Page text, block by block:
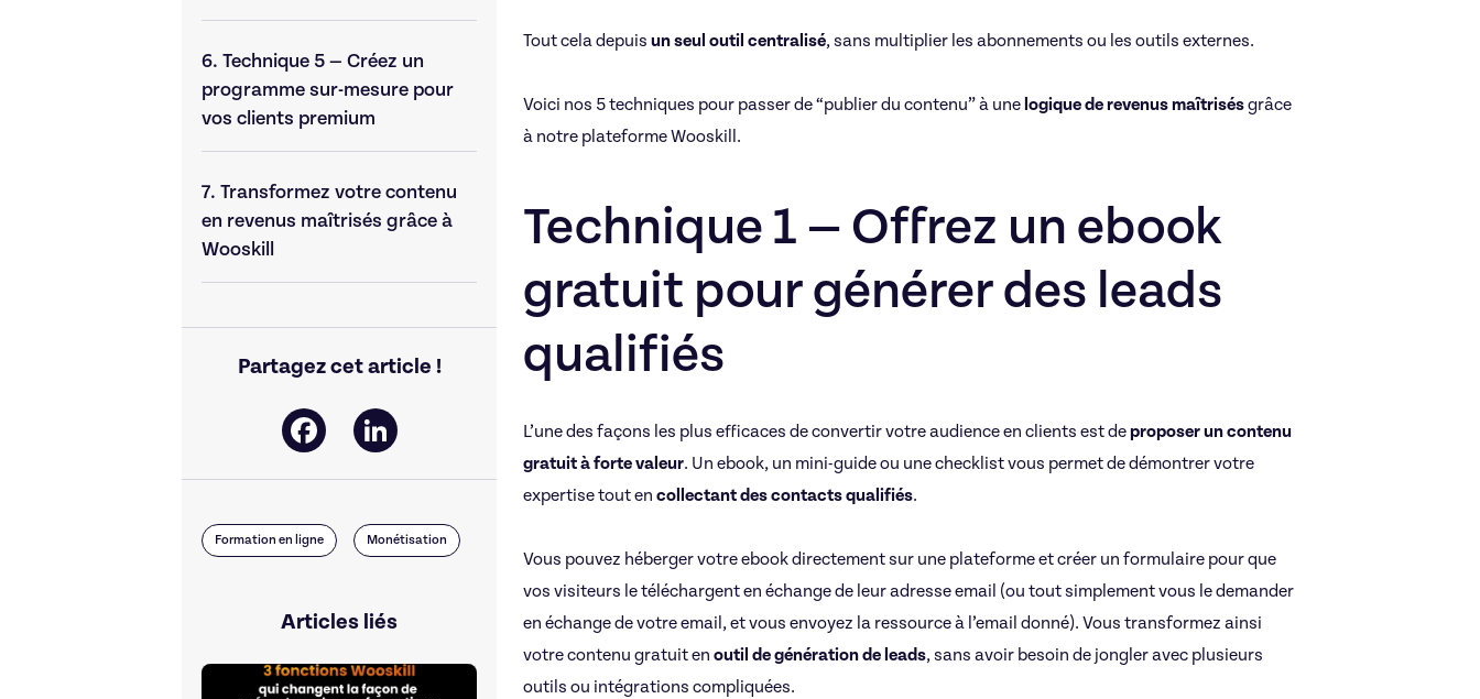
6. Technique 5 — Créez un
programme sur-mesure pour
vos clients premium
7. Transformez votre contenu
en revenus maîtrisés grâce à
Wooskill
Partagez cet article !
Facebook
LinkedIn
Formation en ligne Monétisation
Articles liés
Tout cela depuis un seul outil centralisé, sans multiplier les abonnements ou les outils externes.
Voici nos 5 techniques pour passer de “publier du contenu” à une logique de revenus maîtrisésgrâce
à notre plateforme Wooskill.
Technique 1 — Offrez un ebook
gratuit pour générer des leads
qualifiés
L’une des façons les plus efficaces de convertir votre audience en clients est deproposer un contenu
gratuit à forte valeur. Un ebook, un mini-guide ou une checklist vous permet de démontrer votre
expertise tout en collectant des contacts qualifiés.
Vous pouvez héberger votre ebook directement sur une plateforme et créer un formulaire pour que
vos visiteurs le téléchargent en échange de leur adresse email (ou tout simplement vous le demander
en échange de votre email, et vous envoyez la ressource à l’email donné). Vous transformez ainsi
votre contenu gratuit en outil de génération de leads, sans avoir besoin de jongler avec plusieurs
outils ou intégrations compliquées.